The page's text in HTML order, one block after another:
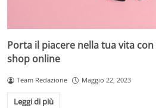
Porta il piacere nella tua vita
shop online
Team Redazione Maggio 22, 2023
Leggi di più